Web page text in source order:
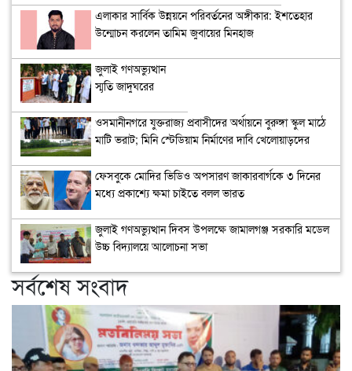
এলাকার সার্বিক উন্নয়নে পরিবর্তনের অঙ্গীকার: ইশতেহার
উন্মোচন করলেন তামিম জুবায়ের মিনহাজ
জুলাই গণঅভ্যুত্থান
স্মৃতি জাদুঘরের
ওসমানীনগরে যুক্তরাজ্য প্রবাসীদের অর্থায়নে বুরুঙ্গা স্কুল মাঠে
মাটি ভরাট; মিনি স্টেডিয়াম নির্মাণের দাবি খেলোয়াড়দের
ফেসবুকে মোদির ভিডিও অপসারণ জাকারবার্গকে ৩ দিনের
মধ্যে প্রকাশ্যে ক্ষমা চাইতে বলল ভারত
জুলাই গণঅভ্যুত্থান দিবস উপলক্ষে জামালগঞ্জ সরকারি মডেল
উচ্চ বিদ্যালয়ে আলোচনা সভা
সর্বশেষ সংবাদ